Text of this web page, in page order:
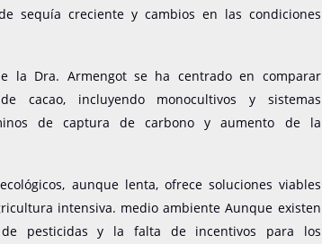
sequía creciente y cambios en las condiciones
la Dra. Armengot se ha centrado en comparar
cacao, incluyendo monocultivos y sistemas
de captura de carbono y aumento de la
aunque lenta, ofrece soluciones viables
intensiva. medio ambiente Aunque existen
pesticidas y la falta de incentivos para los